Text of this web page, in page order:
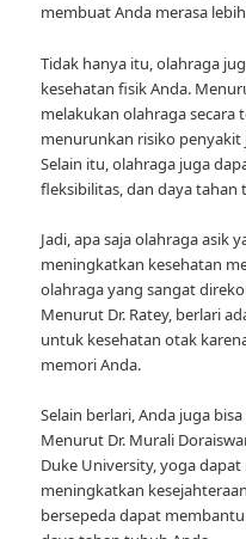
membuat Anda merasa
Tidak hanya itu, olahraga
kesehatan fisik Anda.
melakukan olahraga
menurunkan risiko
Selain itu, olahraga juga
fleksibilitas, dan daya tahan
Jadi, apa saja olahraga asik
meningkatkan kesehatan
olahraga yang sangat
Menurut Dr. Ratey, berlari
untuk kesehatan otak
memori Anda.
Selain berlari, Anda juga
Menurut Dr. Murali
Duke University, yoga
meningkatkan
bersepeda dapat